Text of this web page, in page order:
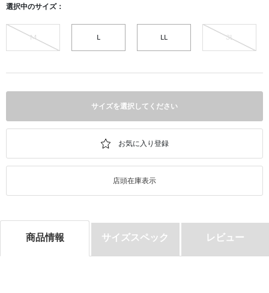
選択中のサイズ：
M 3L
サイズを選択してください
店頭在庫表示
商品情報 サイズスペック レビュー